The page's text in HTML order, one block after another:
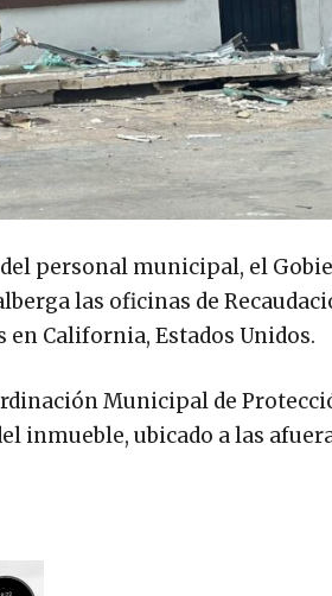
personal municipal, el
las oficinas de
California, Estados Unidos.
Municipal de
inmueble, ubicado a las